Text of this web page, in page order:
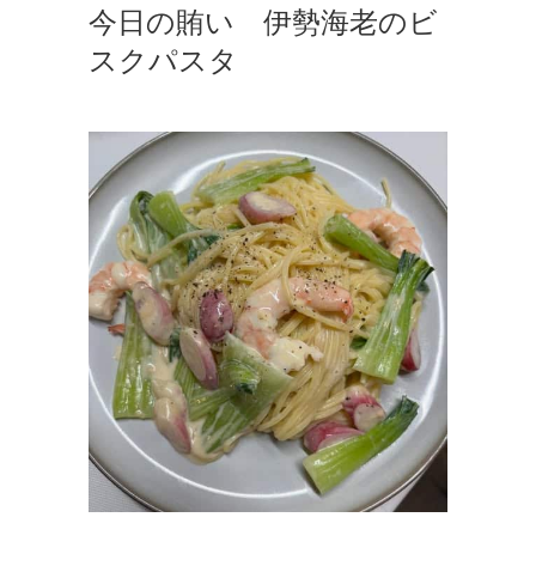
今日の賄い 伊勢海老のビ
スクパスタ